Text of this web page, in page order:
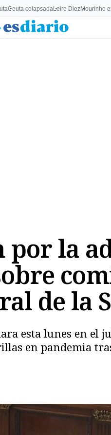
Ceuta colapsadaLeire DiezMourinho
por la
de la
esta lunes en el
en pandemia